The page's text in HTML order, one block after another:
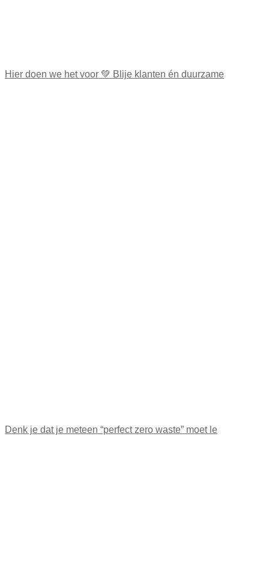
Hier doen we het voor 💚 Blije klanten én duurzame
Denk je dat je meteen “perfect zero waste” moet le